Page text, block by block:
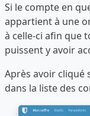
Si le compte en
appartient à une
à celle-ci afin que
puissent y avoir
Après avoir cliqué
dans la liste des